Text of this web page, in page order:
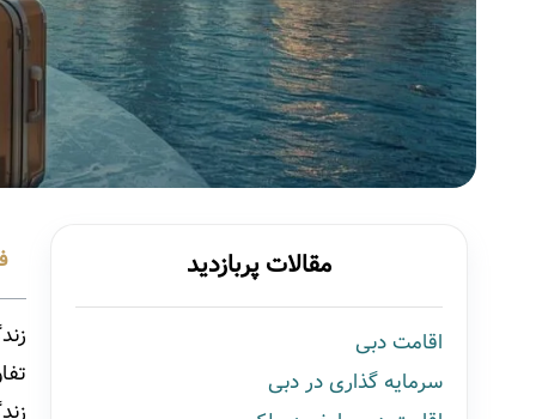
مقالات پربازدید
اقامت دبی
سرمایه گذاری در دبی